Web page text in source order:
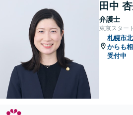
田中
弁護士
東京スター
札幌市
からも
受付中